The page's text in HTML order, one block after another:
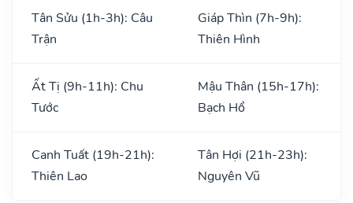
Tân Sửu (1h-3h): Câu
Trận
Giáp Thìn (7h-9h):
Thiên Hình
Ất Tị (9h-11h): Chu
Tước
Mậu Thân (15h-17h):
Bạch Hổ
Canh Tuất (19h-21h):
Thiên Lao
Tân Hợi (21h-23h):
Nguyên Vũ